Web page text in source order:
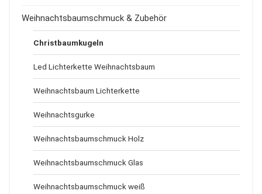
Weihnachtsbaumschmuck & Zubehör
Christbaumkugeln
Led Lichterkette Weihnachtsbaum
Weihnachtsbaum Lichterkette
Weihnachtsgurke
Weihnachtsbaumschmuck Holz
Weihnachtsbaumschmuck Glas
Weihnachtsbaumschmuck weiß